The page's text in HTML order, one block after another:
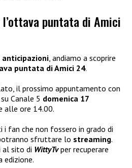
l’ottava puntata di Amici
anticipazioni, andiamo a scoprire
puntata di Amici 24.
il prossimo appuntamento con
Canale 5 domenica 17
alle ore 14.00.
fan che non fossero in grado di
sfruttare lo streaming.
sito di WittyTvper recuperare